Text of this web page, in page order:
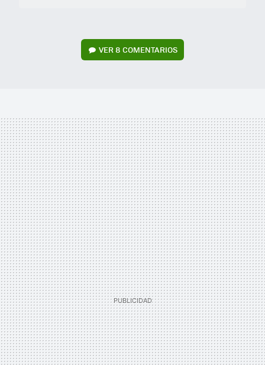
VER8 COMENTARIOS